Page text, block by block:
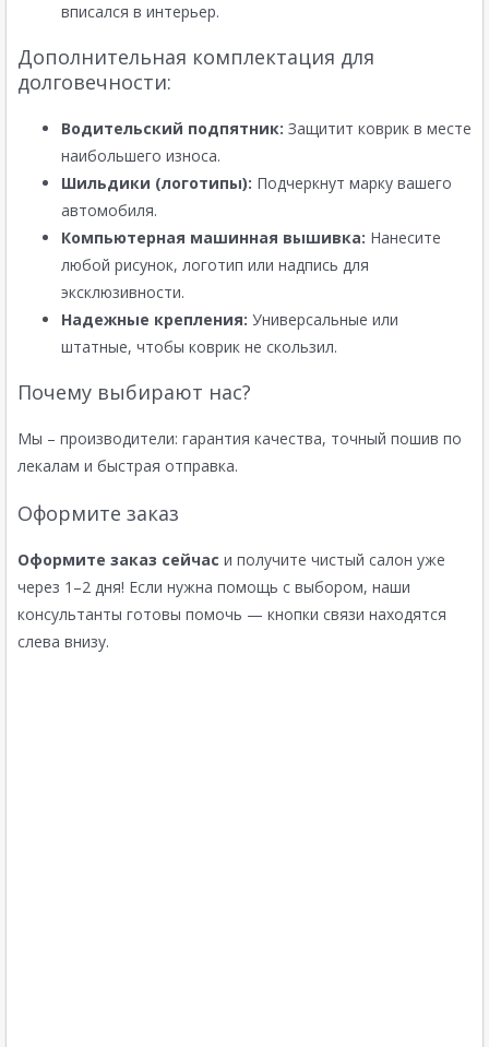
вписался в интерьер.
Дополнительная комплектация для
долговечности:
Водительский подпятник: Защитит коврик в месте
наибольшего износа.
Шильдики (логотипы): Подчеркнут марку вашего
автомобиля.
Компьютерная машинная вышивка: Нанесите
любой рисунок, логотип или надпись для
эксклюзивности.
Надежные крепления: Универсальные или
штатные, чтобы коврик не скользил.
Почему выбирают нас?
Мы – производители: гарантия качества, точный пошив по
лекалам и быстрая отправка.
Оформите заказ
Оформите заказ сейчас и получите чистый салон уже
через 1–2 дня! Если нужна помощь с выбором, наши
консультанты готовы помочь — кнопки связи находятся
слева внизу.